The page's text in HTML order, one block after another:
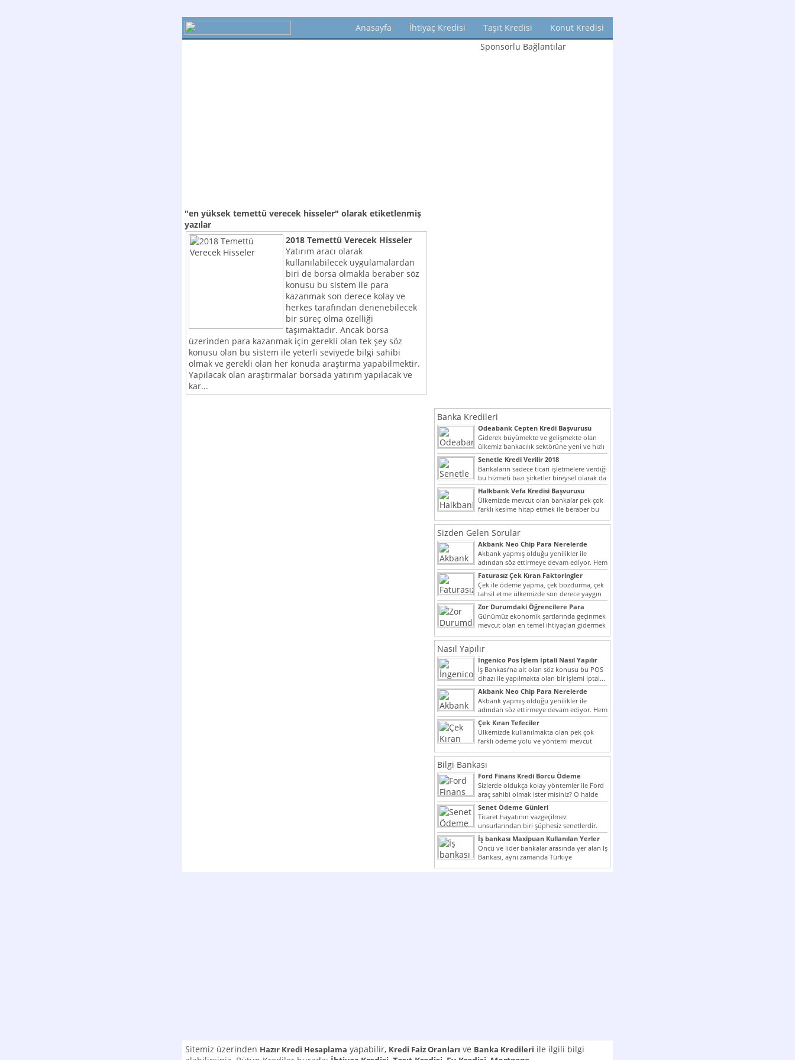
Anasayfa İhtiyaç Kredisi Taşıt Kredisi Konut Kredisi
"en yüksek temettü verecek hisseler" olarak etiketlenmiş
yazılar
2018 Temettü Verecek Hisseler
Yatırım aracı olarak
kullanılabilecek uygulamalardan
biri de borsa olmakla beraber söz
konusu bu sistem ile para
kazanmak son derece kolay ve
herkes tarafından denenebilecek
bir süreç olma özelliği
taşımaktadır. Ancak borsa
üzerinden para kazanmak için gerekli olan tek şey söz
konusu olan bu sistem ile yeterli seviyede bilgi sahibi
olmak ve gerekli olan her konuda araştırma yapabilmektir.
Yapılacak olan araştırmalar borsada yatırım yapılacak ve
kar...
Sponsorlu Bağlantılar
Banka Kredileri
Odeabank Cepten Kredi Başvurusu
KREDIM 8444
Giderek büyümekte ve gelişmekte olan
ülkemiz bankacılık sektörüne yeni ve hızlı
bir giriş yapmış olan...
Senetle Kredi Verilir 2018
Bankaların sadece ticari işletmelere verdiği
bu hizmeti bazı şirketler bireysel olarak da
vermektedir. Senetle kredi...
Halkbank Vefa Kredisi Başvurusu
Ülkemizde mevcut olan bankalar pek çok
farklı kesime hitap etmek ile beraber bu
noktada son...
Sizden Gelen Sorular
Akbank Neo Chip Para Nerelerde
Kullanılır?
Akbank yapmış olduğu yenilikler ile
adından söz ettirmeye devam ediyor. Hem
müşteri potansiyelini arttırmak hem...
Faturasız Çek Kıran Faktoringler
Çek ile ödeme yapma, çek bozdurma, çek
tahsil etme ülkemizde son derece yaygın
bir şekilde...
Zor Durumdaki Öğrencilere Para
Yardımı
Günümüz ekonomik şartlarında geçinmek
mevcut olan en temel ihtiyaçları gidermek
dahi son derece zor olmak...
Nasıl Yapılır
İngenico Pos İşlem İptali Nasıl Yapılır
İş Bankası’na ait olan söz konusu bu POS
cihazı ile yapılmakta olan bir işlemi iptal...
Akbank Neo Chip Para Nerelerde
Kullanılır?
Akbank yapmış olduğu yenilikler ile
adından söz ettirmeye devam ediyor. Hem
müşteri potansiyelini arttırmak hem...
Çek Kıran Tefeciler
Ülkemizde kullanılmakta olan pek çok
farklı ödeme yolu ve yöntemi mevcut
olmak ile beraber bunlar...
Bilgi Bankası
Ford Finans Kredi Borcu Ödeme
Sizlerde oldukça kolay yöntemler ile Ford
araç sahibi olmak ister misiniz? O halde
yazımız ilginizi...
Senet Ödeme Günleri
Ticaret hayatının vazgeçilmez
unsurlarından biri şüphesiz senetlerdir.
Çünkü senetler en çok kullanılan ödeme
araçlarıdır. Taksitler...
İş bankası Maxipuan Kullanılan Yerler
Öncü ve lider bankalar arasında yer alan İş
Bankası, aynı zamanda Türkiye
Cumhuriyeti’nin ilk milli...
Sitemiz üzerinden Hazır Kredi Hesaplama yapabilir, Kredi Faiz Oranları ve Banka Kredileri ile ilgili bilgi